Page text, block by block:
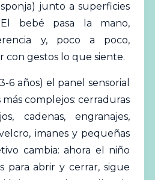
junto a superficies
El bebé pasa la mano,
y, poco a poco,
con gestos lo que siente.
6 años) el panel sensorial
complejos: cerraduras
cadenas, engranajes,
imanes y pequeñas
cambia: ahora el niño
para abrir y cerrar, sigue